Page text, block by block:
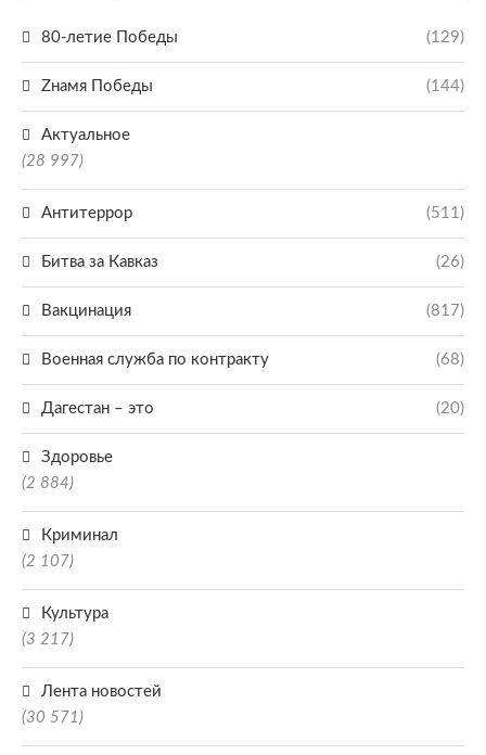
80-летие Победы (129)
Zнамя Победы (144)
Актуальное
(28 997)
Антитеррор (511)
Битва за Кавказ (26)
Вакцинация (817)
Военная служба по контракту (68)
Дагестан – это (20)
Здоровье
(2 884)
Криминал
(2 107)
Культура
(3 217)
Лента новостей
(30 571)